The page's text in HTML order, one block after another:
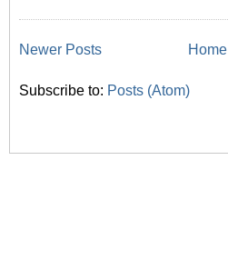
Newer Posts Home
Subscribe to: Posts (Atom)